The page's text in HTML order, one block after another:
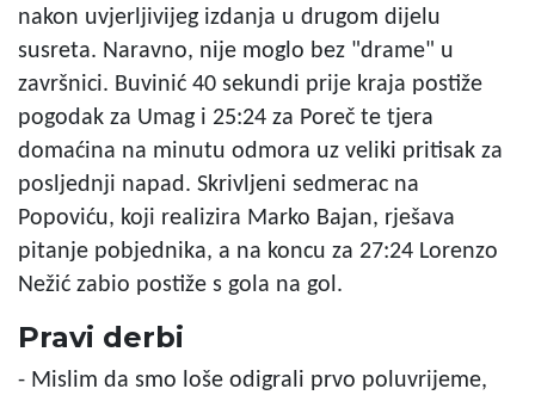
nakon uvjerljivijeg izdanja u drugom dijelu
susreta. Naravno, nije moglo bez "drame" u
završnici. Buvinić 40 sekundi prije kraja postiže
pogodak za Umag i 25:24 za Poreč te tjera
domaćina na minutu odmora uz veliki pritisak za
posljednji napad. Skrivljeni sedmerac na
Popoviću, koji realizira Marko Bajan, rješava
pitanje pobjednika, a na koncu za 27:24 Lorenzo
Nežić zabio postiže s gola na gol.
Pravi derbi
- Mislim da smo loše odigrali prvo poluvrijeme,